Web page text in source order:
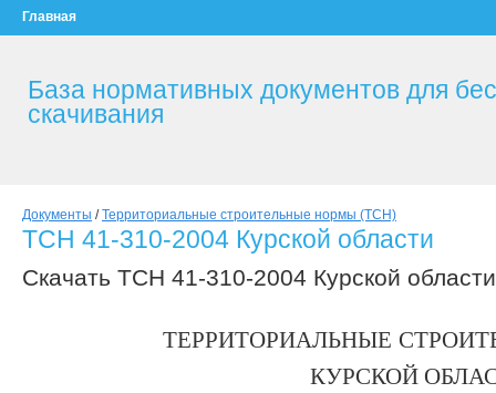
Главная
База нормативных документов для
скачивания
Документы /Территориальные строительные нормы (ТСН)
ТСН 41-310-2004 Курской области
Скачать ТСН 41-310-2004 Курской
ТЕРРИТОРИАЛЬНЫЕ
КУРСКОЙ